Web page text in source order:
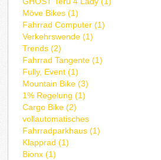
Möve Bikes (1)
Fahrrad Computer (1)
Verkehrswende (1)
Trends (2)
Fahrrad Tangente (1)
Fully, Event (1)
Mountain Bike (3)
1% Regelung (1)
Cargo Bike (2)
vollautomatisches
Fahrradparkhaus (1)
Klapprad (1)
Bionx (1)